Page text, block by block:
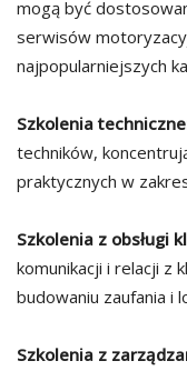
mogą być
serwisów
najpopularniejszych
Szkolenia
techników,
praktycznych w
Szkolenia z obsługi
komunikacji i relacji z
budowaniu zaufania i
Szkolenia z